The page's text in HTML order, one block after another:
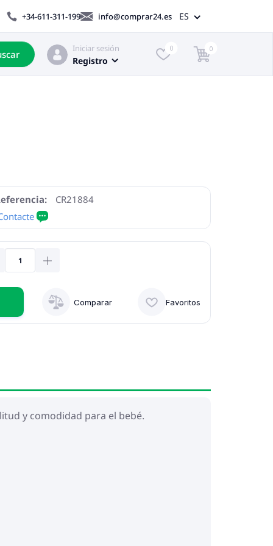
+34-611-311-199 info@comprar24.es ES
Iniciar sesión
Registro
0 0
CR21884
Favoritos
Comparar
y comodidad para el bebé.